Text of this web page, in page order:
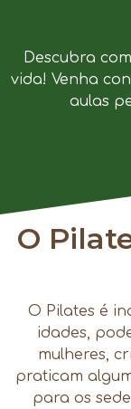
Descubra
vida! Venha
aulas
O
O Pilates é
idades,
mulheres,
praticam
para os